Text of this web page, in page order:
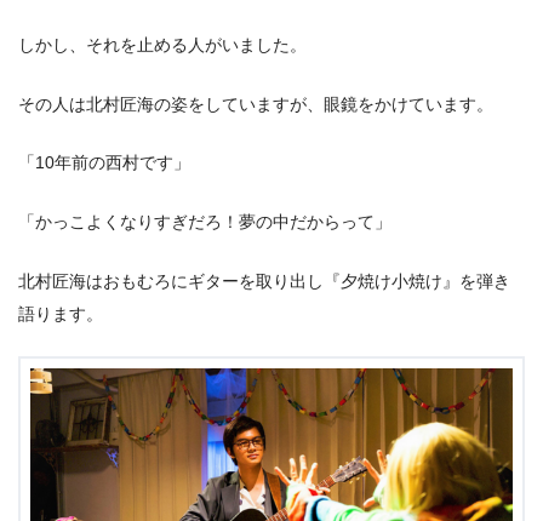
しかし、それを止める人がいました。
その人は北村匠海の姿をしていますが、眼鏡をかけています。
「10年前の西村です」
「かっこよくなりすぎだろ！夢の中だからって」
北村匠海はおもむろにギターを取り出し『夕焼け小焼け』を弾き
語ります。